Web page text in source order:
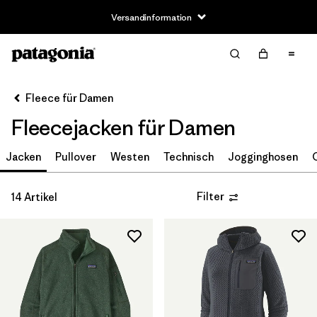
Versandinformation
Filter by
Größe
S (14)
M (14)
XL (14)
XXL (6)
Fleece für Damen
Fleecejacken für Damen
Jacken Pullover Westen Technisch Jogginghosen
14 Artikel Filter